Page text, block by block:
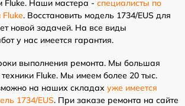
Fluke. Наши мастера - специалисты по
Fluke. Восстановить модель 1734/EUS для
новой задачей. На все виды
у нас имеется гарантия.
выполнения ремонта. Мы большая
техники Fluke. Мы имеем более 20 тыс.
на наших складах уже имеется
1734/EUS. При заказе ремонта на сайте